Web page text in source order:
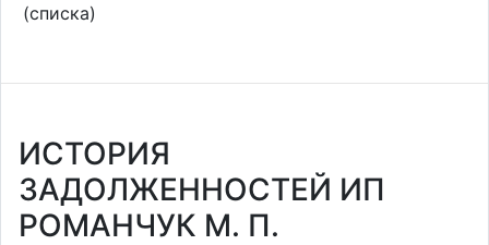
(списка)
ИСТОРИЯ
ЗАДОЛЖЕННОСТЕЙ ИП
РОМАНЧУК М. П.